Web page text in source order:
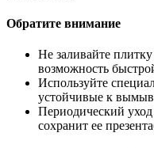
Обратите внимание
Не заливайте
возможность
Используйте
устойчивые к
Периодический
сохранит ее